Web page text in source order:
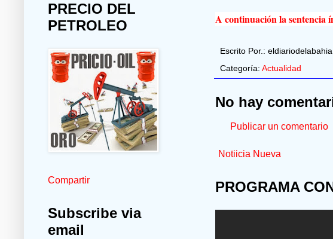
A continuación la sentencia
Escrito Por.:
Categoría: Actualidad
No hay
Publicar un comentario
Notiicia Nueva
PROGRAMA
PRECIO DEL
PETROLEO
Compartir
Subscribe via
email